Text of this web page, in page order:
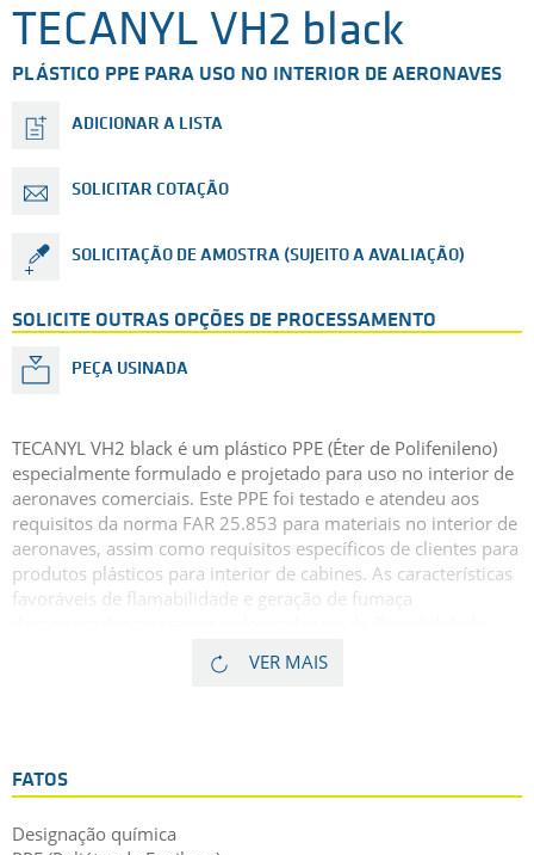
TECANYL VH2 black
PLÁSTICO PPE PARA USO NO INTERIOR DE AERONAVES
ADICIONAR A LISTA
SOLICITAR COTAÇÃO
SOLICITAÇÃO DE AMOSTRA (SUJEITO A AVALIAÇÃO)
SOLICITE OUTRAS OPÇÕES DE PROCESSAMENTO
PEÇA USINADA
TECANYL VH2 black é um plástico PPE (Éter de Polifenileno)
especialmente formulado e projetado para uso no interior de
aeronaves comerciais. Este PPE foi testado e atendeu aos
requisitos da norma FAR 25.853 para materiais no interior de
aeronaves, assim como requisitos específicos de clientes para
produtos plásticos para interior de cabines. As características
favoráveis de flamabilidade e geração de fumaça
aeronaves como galerias, banheiros, e espaço interno da
VER MAIS
FATOS
Designação química